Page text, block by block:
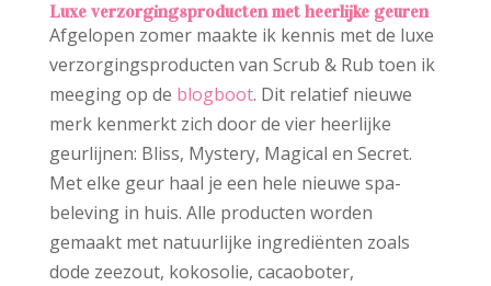
Luxe verzorgingsproducten met heerlijke geuren
Afgelopen zomer maakte ik kennis met de luxe
verzorgingsproducten van Scrub & Rub toen ik
meeging op de blogboot. Dit relatief nieuwe
merk kenmerkt zich door de vier heerlijke
geurlijnen: Bliss, Mystery, Magical en Secret.
Met elke geur haal je een hele nieuwe spa-
beleving in huis. Alle producten worden
gemaakt met natuurlijke ingrediënten zoals
dode zeezout, kokosolie, cacaoboter,